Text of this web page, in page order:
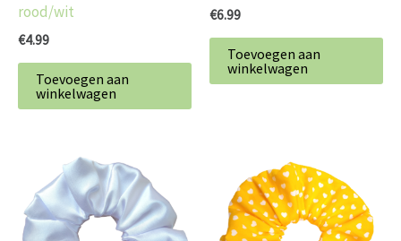
rood/wit
€4.99
Toevoegen aan
winkelwagen
€6.99
Toevoegen aan
winkelwagen